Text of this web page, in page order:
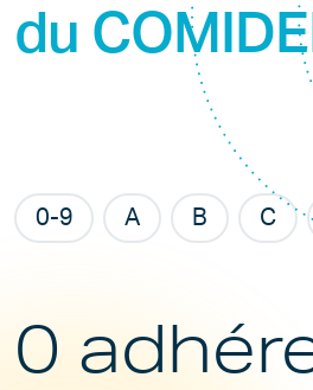
du
0-9 A B C
0